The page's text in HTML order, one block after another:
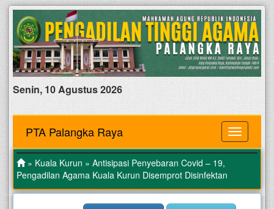
Senin, 10 Agustus 2026
MENU
PTA Palangka Raya
» Kuala Kurun » Antisipasi Penyebaran Covid – 19,
Pengadilan Agama Kuala Kurun Disemprot Disinfektan